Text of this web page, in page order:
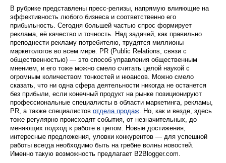
В рубрике представлены пресс-релизы, напрямую влияющие на
эффективность любого бизнеса и соответственно его
прибыльность. Сегодня большей частью спрос формирует
реклама, её качество и точность. Над задачей, как правильно
преподнести рекламу потребителю, трудятся миллионы
маркетологов во всем мире. PR (Public Relations, связи с
общественностью) — это способ управления общественным
мнением, и его тоже можно смело считать целой наукой с
огромным количеством тонкостей и нюансов. Можно смело
сказать, что ни одна сфера деятельности никогда не останется
без прибыли, если конечный продукт на рынке позиционируют
профессиональные специалисты в области маркетинга, рекламы,
PR, а также специалистов отдела продаж. Но, как и везде, здесь
тоже регулярно происходят события, от незначительных, до
меняющих подход к работе в целом. Новые достижения,
интересные предложения, уловки конкурентов — для успешной
работы всегда необходимо быть на гребне волны новостей.
Именно такую возможность предлагает B2Blogger.com.